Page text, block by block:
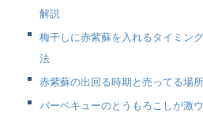
解説
梅干しに赤紫蘇を入れるタイミン
法
赤紫蘇の出回る時期と売ってる場
バーベキューのとうもろこしが激